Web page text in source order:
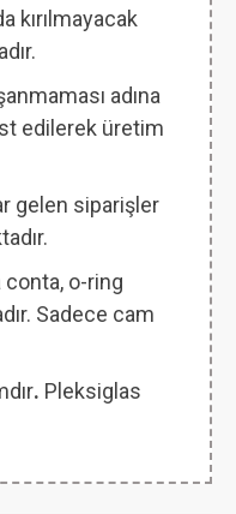
kırılmayacak
adına
edilerek üretim
gelen siparişler
conta, o-ring
Sadece cam
. Pleksiglas